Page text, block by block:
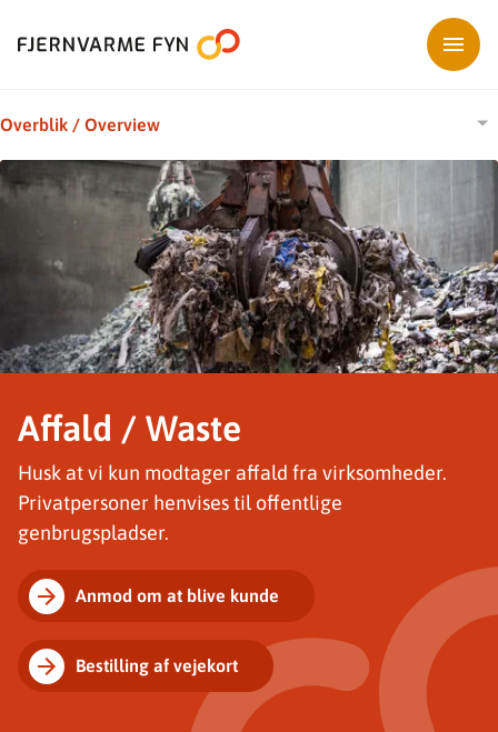
Overblik / Overview
Anmod om at blive kunde
Bestilling af vejekort
Affald / Waste
Husk at vi kun modtager affald fra virksomheder.
Privatpersoner henvises til offentlige
genbrugspladser.
Anmod om at blive kunde
Bestilling af vejekort